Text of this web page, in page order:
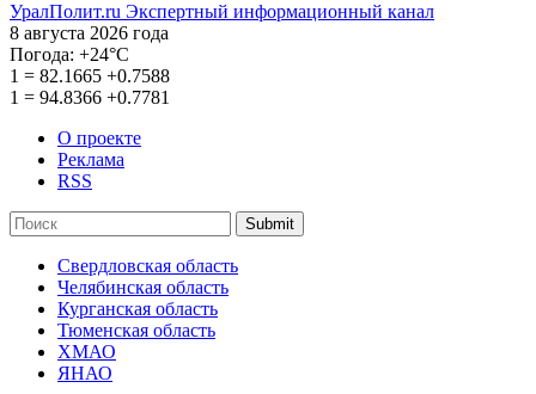
УралПолит.ru Экспертный информационный канал
8 августа 2026 года
Погода: +24°С
1 = 82.1665 +0.7588
1 = 94.8366 +0.7781
О проекте
Реклама
RSS
Submit
Свердловская область
Челябинская область
Курганская область
Тюменская область
ХМАО
ЯНАО